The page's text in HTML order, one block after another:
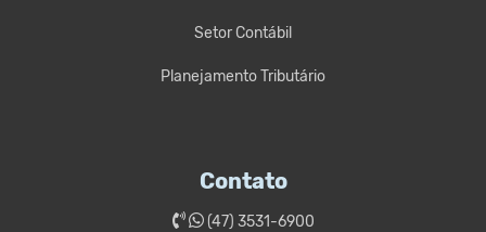
Setor Contábil
Planejamento Tributário
Contato
(47) 3531-6900